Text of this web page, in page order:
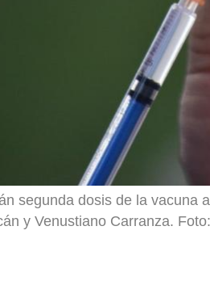
segunda dosis de la vacuna
y Venustiano Carranza.